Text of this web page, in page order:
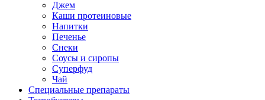
Джем
Каши протеиновые
Напитки
Печенье
Снеки
Соусы и сиропы
Суперфуд
Чай
Специальные препараты